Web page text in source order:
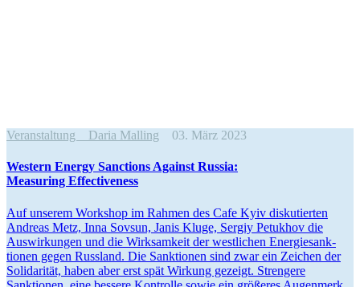
Veranstaltung Daria Malling 03. März 2023
Western Energy Sanctions Against Russia:
Measuring Effec­ti­veness
Auf unserem Workshop im Rahmen des Cafe Kyiv disku­tierten
Andreas Metz, Inna Sovsun, Janis Kluge, Sergiy Petukhov die
Auswir­kungen und die Wirksamkeit der westlichen Energie­sank­
tionen gegen Russland. Die Sanktionen sind zwar ein Zeichen der
Solida­rität, haben aber erst spät Wirkung gezeigt. Strengere